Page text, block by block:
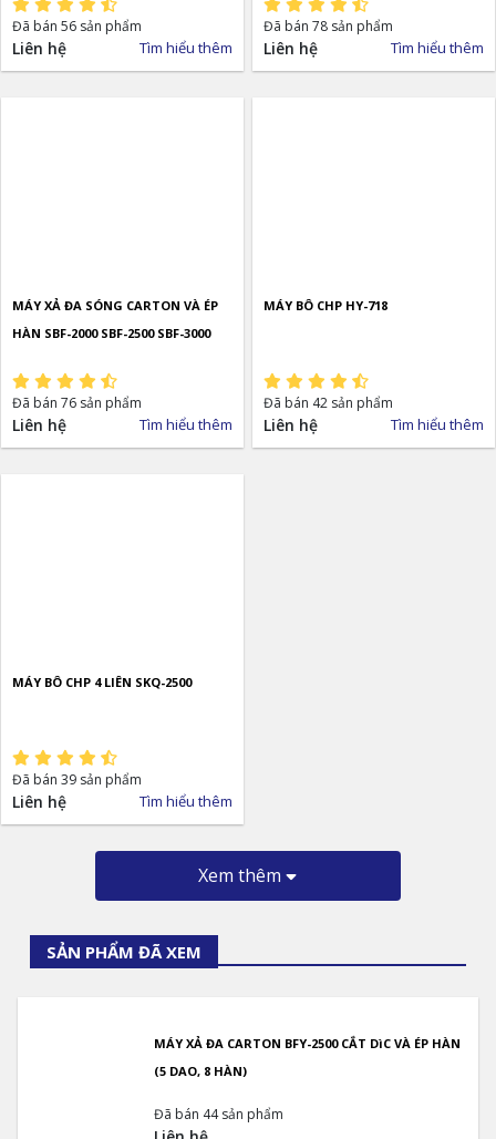
Đã bán 56 sản phẩm
Liên hệ Tìm hiểu thêm
Đã bán 78 sản phẩm
Liên hệ Tìm hiểu thêm
MÁY XẢ ĐA SÓNG CARTON VÀ ÉP
HÀN SBF-2000 SBF-2500 SBF-3000
Đã bán 76 sản phẩm
Liên hệ Tìm hiểu thêm
MÁY BÔ CHP HY-718
Đã bán 42 sản phẩm
Liên hệ Tìm hiểu thêm
MÁY BÔ CHP 4 LIÊN SKQ-2500
Đã bán 39 sản phẩm
Liên hệ Tìm hiểu thêm
Xem thêm
SẢN PHẨM ĐÃ XEM
MÁY XẢ ĐA CARTON BFY-2500 CẮT DìC VÀ ÉP HÀN
(5 DAO, 8 HÀN)
Đã bán 44 sản phẩm